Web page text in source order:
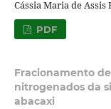
Cássia Maria de
PDF
Fracionamento
nitrogenados da
abacaxi